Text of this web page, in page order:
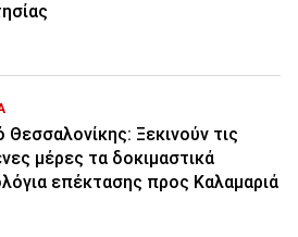
Θεσσαλονίκης: Ξεκινούν τις
μέρες τα δοκιμαστικά
επέκτασης προς Καλαμαριά